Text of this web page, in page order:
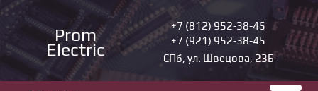
Prom
Electric
+7 (812) 952-38-45
+7 (921) 952-38-45
СПб, ул. Швецова, 23Б